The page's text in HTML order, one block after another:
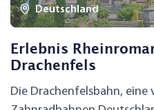
Deutschland
Erlebnis
Drachenfels
Die Drachenfelsbahn,